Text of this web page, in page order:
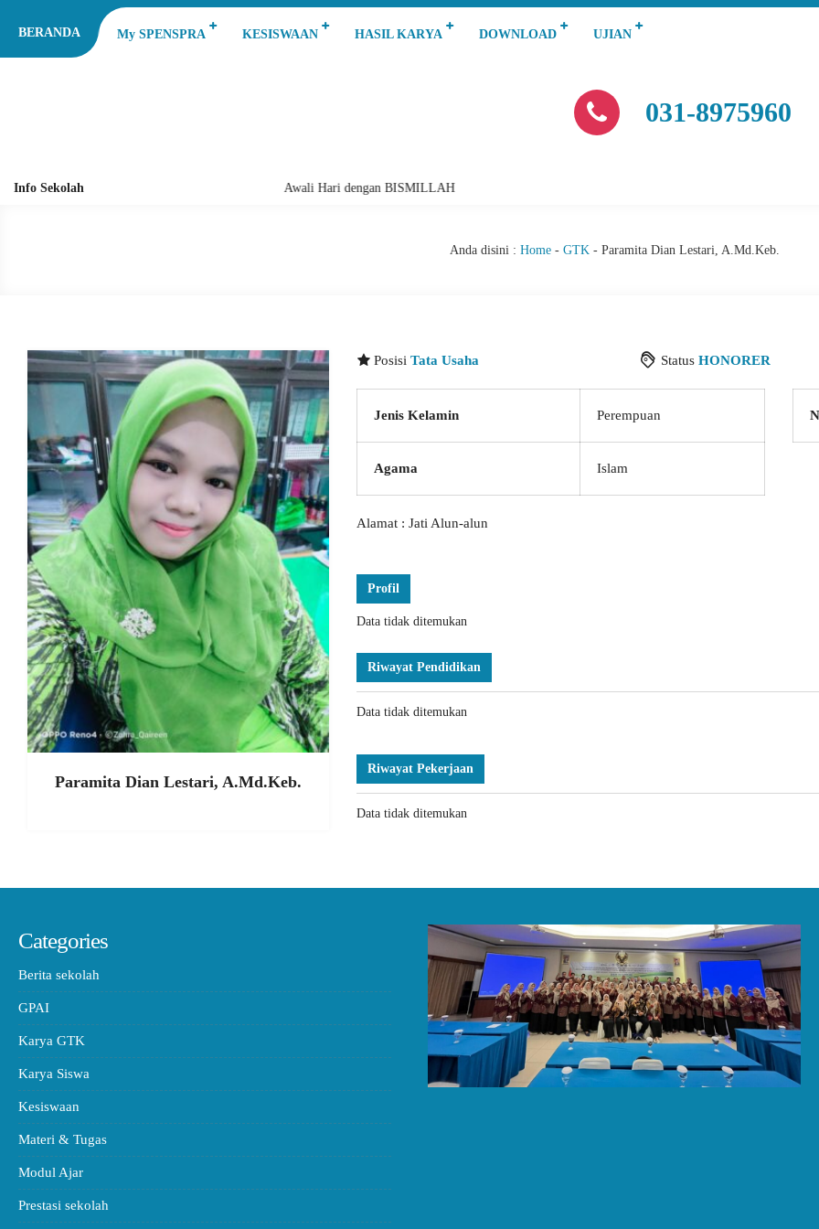
BERANDA My SPENSPRA KESISWAAN HASIL KARYA DOWNLOAD UJIAN
031-8975960
Info Sekolah Awali Hari dengan BISMILLAH
Anda disini : Home- GTK- Paramita Dian Lestari, A.Md.Keb.
Paramita Dian Lestari, A.Md.Keb.
Posisi Tata Usaha Status HONORER
Jenis Kelamin Perempuan
Agama Islam
Alamat : Jati Alun-alun
Profil
Data tidak ditemukan
Riwayat Pendidikan
Data tidak ditemukan
Riwayat Pekerjaan
Data tidak ditemukan
Categories
Berita sekolah
GPAI
Karya GTK
Karya Siswa
Kesiswaan
Materi & Tugas
Modul Ajar
Prestasi sekolah